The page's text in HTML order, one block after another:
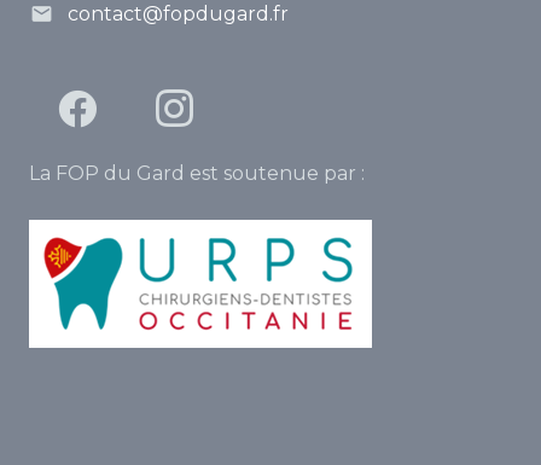
contact@fopdugard.fr
La FOP du Gard est soutenue par :